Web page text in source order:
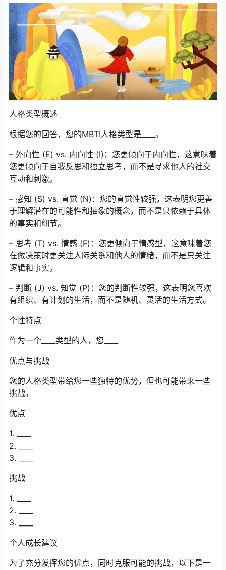
人格类型概述
根据您的回答，您的MBTI人格类型是____。
– 外向性 (E) vs. 内向性 (I)：您更倾向于内向性，这意味着
您更倾向于自我反思和独立思考，而不是寻求他人的社交
互动和刺激。
– 感知 (S) vs. 直觉 (N)：您的直觉性较强，这表明您更善
于理解潜在的可能性和抽象的概念，而不是只依赖于具体
的事实和细节。
– 思考 (T) vs. 情感 (F)：您更倾向于情感型，这意味着您
在做决策时更关注人际关系和他人的情绪，而不是只关注
逻辑和事实。
– 判断 (J) vs. 知觉 (P)：您的判断性较强，这表明您喜欢
有组织、有计划的生活，而不是随机、灵活的生活方式。
个性特点
作为一个____类型的人，您____
优点与挑战
您的人格类型带给您一些独特的优势，但也可能带来一些
挑战。
优点
1. ____
2. ____
3. ____
挑战
1. ____
2. ____
3. ____
个人成长建议
为了充分发挥您的优点，同时克服可能的挑战，以下是一